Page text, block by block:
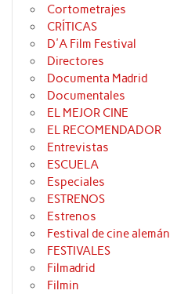
Cortometrajes
CRÍTICAS
D'A Film Festival
Directores
Documenta Madrid
Documentales
EL MEJOR CINE
EL RECOMENDADOR
Entrevistas
ESCUELA
Especiales
ESTRENOS
Estrenos
Festival de cine alemán
FESTIVALES
Filmadrid
Filmin